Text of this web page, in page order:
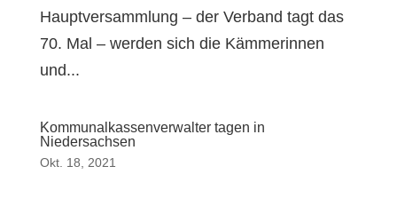
Hauptversammlung – der Verband tagt das
70. Mal – werden sich die Kämmerinnen
und...
Kommunalkassenverwalter tagen in
Niedersachsen
Okt. 18, 2021